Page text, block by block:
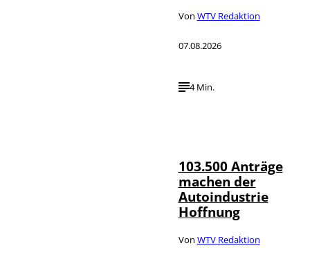
Von WTV Redaktion
07.08.2026
4 Min.
103.500 Anträge
machen der
Autoindustrie
Hoffnung
Von WTV Redaktion